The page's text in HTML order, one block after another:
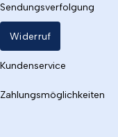
Sendungsverfolgung
Widerruf
Kundenservice
Zahlungsmöglichkeiten